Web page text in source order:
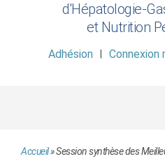
d'Hépatologie-
et Nutrition
Adhésion Connexion
Accueil»Session synthèse des